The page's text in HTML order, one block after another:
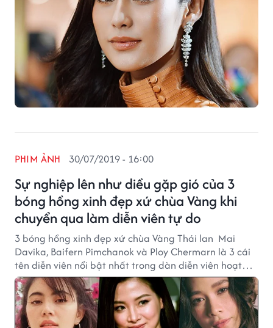
Sự nghiệp lên như diều gặp gió của 3
bóng hồng xinh đẹp xứ chùa Vàng khi
chuyển qua làm diễn viên tự do
PHIM ẢNH 30/07/2019 - 16:00
3 bóng hồng xinh đẹp xứ chùa Vàng Thái lan Mai
Davika, Baifern Pimchanok và Ploy Chermarn là 3 cái
tên diễn viên nổi bật nhất trong dàn diễn viên hoạt
động tự do. Họ gặt hái được rất nhiều thành công khi
quyết định trở thành diễn viên tự do để tìm ra nhiều
cơ hội mới cho bản thân.